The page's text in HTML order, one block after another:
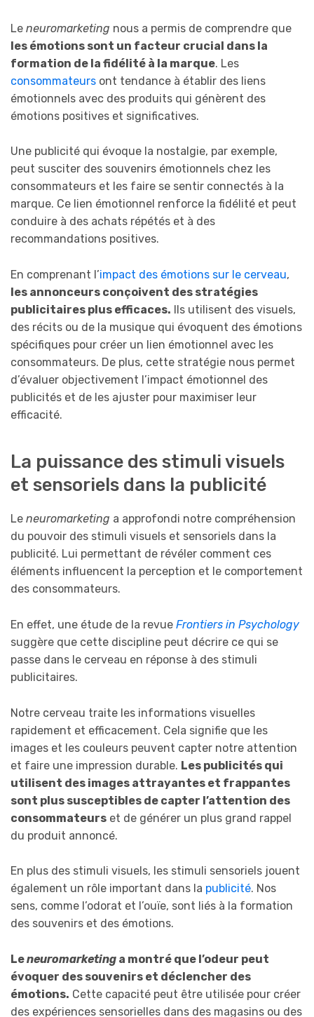
Le neuromarketing nous a permis de comprendre que
les émotions sont un facteur crucial dans la
formation de la fidélité à la marque. Les
consommateurs ont tendance à établir des liens
émotionnels avec des produits qui génèrent des
émotions positives et significatives.
Une publicité qui évoque la nostalgie, par exemple,
peut susciter des souvenirs émotionnels chez les
consommateurs et les faire se sentir connectés à la
marque. Ce lien émotionnel renforce la fidélité et peut
conduire à des achats répétés et à des
recommandations positives.
En comprenant l’impact des émotions sur le cerveau,
les annonceurs conçoivent des stratégies
publicitaires plus efficaces. Ils utilisent des visuels,
des récits ou de la musique qui évoquent des émotions
spécifiques pour créer un lien émotionnel avec les
consommateurs. De plus, cette stratégie nous permet
d’évaluer objectivement l’impact émotionnel des
publicités et de les ajuster pour maximiser leur
efficacité.
La puissance des stimuli visuels
et sensoriels dans la publicité
Le neuromarketing a approfondi notre compréhension
du pouvoir des stimuli visuels et sensoriels dans la
publicité. Lui permettant de révéler comment ces
éléments influencent la perception et le comportement
des consommateurs.
En effet, une étude de la revue Frontiers in Psychology
suggère que cette discipline peut décrire ce qui se
passe dans le cerveau en réponse à des stimuli
publicitaires.
Notre cerveau traite les informations visuelles
rapidement et efficacement. Cela signifie que les
images et les couleurs peuvent capter notre attention
et faire une impression durable. Les publicités qui
utilisent des images attrayantes et frappantes
sont plus susceptibles de capter l’attention des
consommateurs et de générer un plus grand rappel
du produit annoncé.
En plus des stimuli visuels, les stimuli sensoriels jouent
également un rôle important dans la publicité. Nos
sens, comme l’odorat et l’ouïe, sont liés à la formation
des souvenirs et des émotions.
Leneuromarketing a montré que l’odeur peut
évoquer des souvenirs et déclencher des
émotions. Cette capacité peut être utilisée pour créer
des expériences sensorielles dans des magasins ou des